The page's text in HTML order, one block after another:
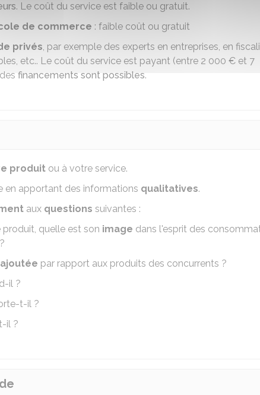
. Le coût du service est faible ou gratuit.
de commerce : faible coût ou gratuit
privés, par exemple des experts en entreprises, en
etc.. Le coût du service est payant (entre 2 000 € et 7
financements sont possibles.
produit ou à votre service.
en apportant des informations qualitatives.
aux questions suivantes :
quelle est son image dans l'esprit des
par rapport aux produits des concurrents ?
il ?
t-il ?
il ?